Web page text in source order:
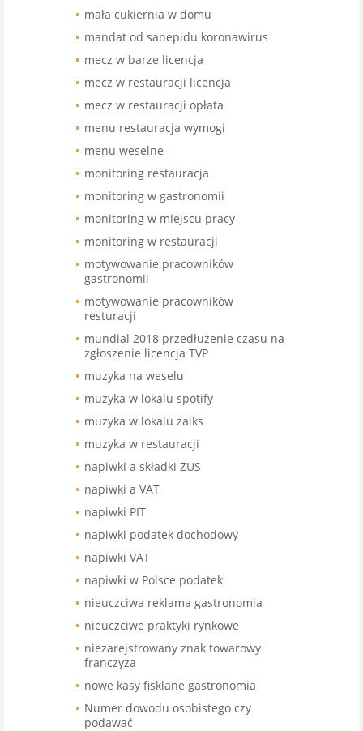
mała cukiernia w domu
mandat od sanepidu koronawirus
mecz w barze licencja
mecz w restauracji licencja
mecz w restauracji opłata
menu restauracja wymogi
menu weselne
monitoring restauracja
monitoring w gastronomii
monitoring w miejscu pracy
monitoring w restauracji
motywowanie pracowników
gastronomii
motywowanie pracowników
resturacji
mundial 2018 przedłużenie czasu na
zgłoszenie licencja TVP
muzyka na weselu
muzyka w lokalu spotify
muzyka w lokalu zaiks
muzyka w restauracji
napiwki a składki ZUS
napiwki a VAT
napiwki PIT
napiwki podatek dochodowy
napiwki VAT
napiwki w Polsce podatek
nieuczciwa reklama gastronomia
nieuczciwe praktyki rynkowe
niezarejstrowany znak towarowy
franczyza
nowe kasy fisklane gastronomia
Numer dowodu osobistego czy
podawać